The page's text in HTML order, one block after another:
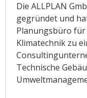
Die ALLPLAN
gegründet und
Planungsbüro
Klimatechnik zu
Technische